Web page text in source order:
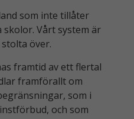
som inte tillåter
Vårt system är
över.
framtid av ett flertal
framförallt om
som i
och som